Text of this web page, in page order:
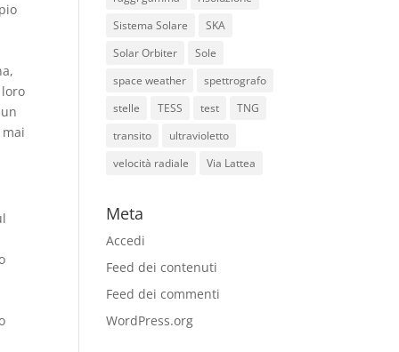
Sistema Solare
SKA
Solar Orbiter
Sole
space weather
spettrografo
stelle
TESS test
TNG
transito
ultravioletto
velocità radiale
Via Lattea
Meta
Accedi
Feed dei contenuti
Feed dei commenti
WordPress.org